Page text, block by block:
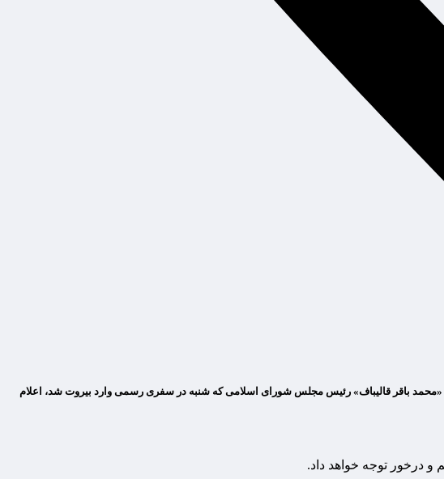
باقر قالیباف» رئیس مجلس شورای اسلامی که شنبه در سفری رسمی وارد بیروت شد، اعلام
درخور توجه خواهد داد.